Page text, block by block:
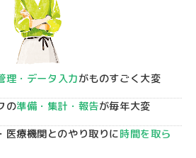
理・データ入力がものすごく大変
の準備・集計・報告が毎年大変
医療機関とのやり取りに時間を取ら